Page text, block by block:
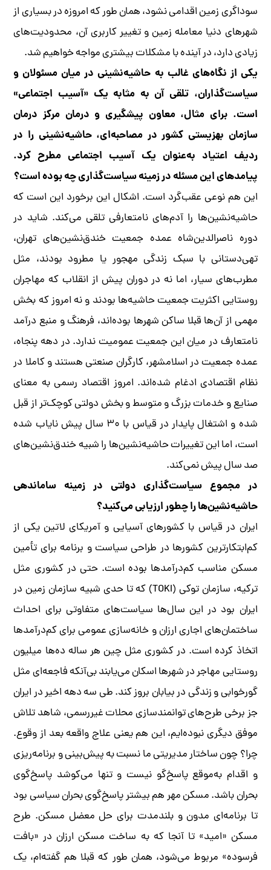
سوداگری زمین اقدامی نشود، همان طور که امروزه در بسیاری از
شهرهای دنیا معامله زمین و تغییر کاربری آن، محدودیت‌های
زیادی دارد، در آینده با مشکلات بیشتری مواجه خواهیم شد.
یکی از نگاه‌های غالب به حاشیه‌نشینی در میان مسئولان و
سیاست‌گذاران، تلقی آن به مثابه‌ یک «آسیب اجتماعی»
است. برای مثال، معاون پیشگیری و درمان مرکز درمان
سازمان بهزیستی کشور در مصاحبه‌ای، حاشیه‌نشینی را در
ردیف اعتیاد به‌عنوان یک آسیب اجتماعی مطرح کرد.
پیامدهای این مسئله در زمینه‌ سیاست‌گذاری چه بوده است؟
این هم نوعی عقب‌گرد است. اشکال این برخورد این است که
حاشیه‌نشین‌ها را آدم‌های نامتعارفی تلقی می‌کند. شاید در
دوره ناصرالدین‌شاه عمده جمعیت خندق‌نشین‌های تهران،
تهی‌دستانی با سبک زندگی مهجور یا مطرود بودند، مثل
مطرب‌های سیار، اما نه در دوران پیش از انقلاب که مهاجران
روستایی اکثریت جمعیت حاشیه‌ها بودند و نه امروز که بخش
مهمی از آن‌ها قبلا ساکن شهرها بوده‌اند، فرهنگ و منبع درآمد
نامتعارف در میان این جمعیت عمومیت ندارد. در دهه پنجاه،
عمده جمعیت در اسلامشهر، کارگران صنعتی هستند و کاملا در
نظام اقتصادی ادغام شده‌اند. امروز اقتصاد رسمی به معنای
صنایع و خدمات بزرگ و متوسط و بخش دولتی کوچک‌تر از قبل
شده و اشتغال پایدار در قیاس با ۳۰ سال پیش نایاب شده
است، اما این تغییرات حاشیه‌نشین‌ها را شبیه خندق‌نشین‌های
صد سال پیش نمی‌کند.
در مجموع سیاست‌گذاری دولتی در زمینه‌ ساماندهی
حاشیه‌نشین‌ها را چطور ارزیابی می‌کنید؟
ایران در قیاس با کشورهای آسیایی و آمریکای لاتین یکی از
کم‌ابتکارترین کشورها در طراحی سیاست و برنامه برای تأمین
مسکن مناسب کم‌درآمدها بوده است. حتی در کشوری مثل
ترکیه، سازمان توکی (TOKI) که تا حدی شبیه سازمان زمین در
ایران بود در این سال‌ها سیاست‌های متفاوتی برای احداث
ساختمان‌های اجاری ارزان و خانه‌سازی عمومی برای کم‌درآمدها
اتخاذ کرده است. در کشوری مثل چین هر ساله ده‌ها میلیون
روستایی مهاجر در شهرها اسکان می‌یابند بی‌آنکه فاجعه‌ای مثل
گورخوابی و زندگی در بیابان بروز کند. طی سه دهه اخیر در ایران
جز برخی طرح‌های توانمندسازی محلات غیررسمی، شاهد تلاش
موفق دیگری نبوده‌ایم، این هم یعنی علاج واقعه بعد از وقوع.
چرا؟ چون ساختار مدیریتی ما نسبت به پیش‌بینی و برنامه‌ریزی
و اقدام به‌موقع پاسخ‌گو نیست و تنها می‌کوشد پاسخ‌گوی
بحران باشد. مسکن مهر هم بیشتر پاسخ‌گوی بحران سیاسی بود
تا برنامه‌ای مدون و بلندمدت برای حل معضل مسکن. طرح
مسکن «امید» تا آنجا که به ساخت مسکن ارزان در «بافت
فرسوده» مربوط می‌شود، همان طور که قبلا هم گفته‌ام، یک